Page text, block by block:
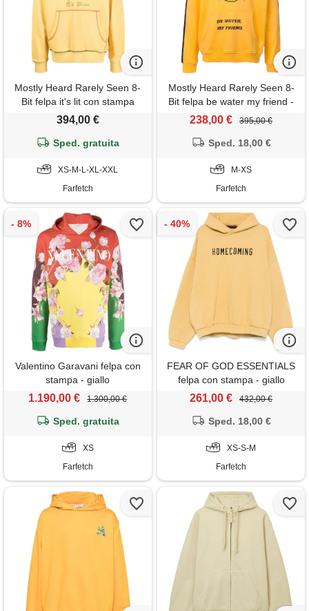
Mostly Heard Rarely Seen 8-
Bit felpa it's lit con stampa
grafica - giallo
394,00 €
Sped. gratuita
XS-M-L-XL-XXL
Farfetch
Mostly Heard Rarely Seen 8-
Bit felpa be water my friend -
giallo
238,00 € 395,00 €
Sped. 18,00 €
M-XS
Farfetch
Valentino Garavani felpa con
stampa - giallo
1.190,00 € 1.300,00 €
Sped. gratuita
XS
Farfetch
FEAR OF GOD ESSENTIALS
felpa con stampa - giallo
261,00 € 432,00 €
Sped. 18,00 €
XS-S-M
Farfetch